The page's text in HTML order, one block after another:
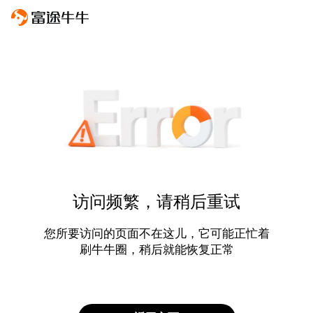
访问频繁，请稍后重试
您所要访问的页面不在这儿，它可能正忙着
刷牛牛圈，稍后就能恢复正常